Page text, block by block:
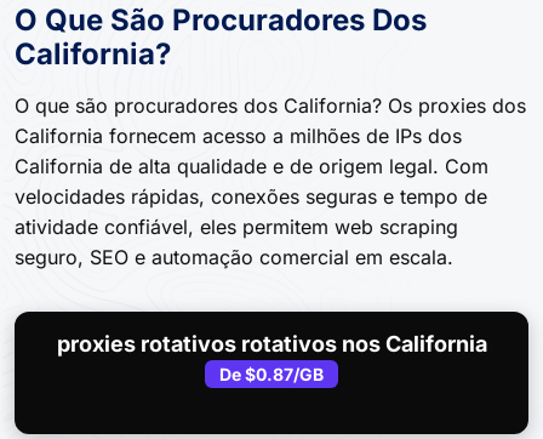
O Que São Procuradores Dos
California?
O que são procuradores dos California? Os proxies dos
California fornecem acesso a milhões de IPs dos
California de alta qualidade e de origem legal. Com
velocidades rápidas, conexões seguras e tempo de
atividade confiável, eles permitem web scraping
seguro, SEO e automação comercial em escala.
proxies rotativos rotativos nos California
De$0.87/GB